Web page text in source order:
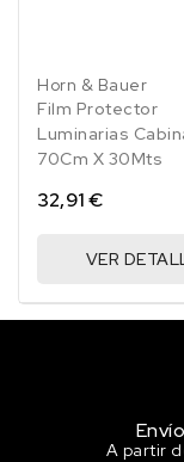
Horn & Bauer
Film Protector
Luminarias
70Cm X 30Mts
32,91 €
VER
A partir